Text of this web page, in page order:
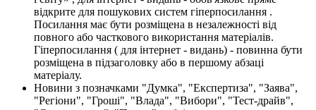
відкрите для пошукових систем гіперпосилання .
Посилання має бути розміщена в незалежності від
повного або часткового використання матеріалів.
Гіперпосилання ( для інтернет - видань) - повинна бути
розміщена в підзаголовку або в першому абзаці
матеріалу.
Новини з позначками "Думка", "Експертиза", "Заява",
"Регіони", "Гроші", "Влада", "Вибори", "Тест-драйв",